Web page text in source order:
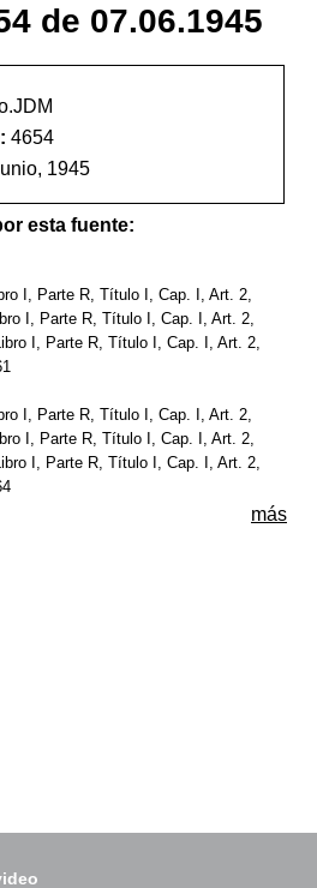
de 07.06.1945
4654
1945
esta fuente:
I, Parte R, Título I, Cap. I, Art. 2,
I, Parte R, Título I, Cap. I, Art. 2,
I, Parte R, Título I, Cap. I, Art. 2,
I, Parte R, Título I, Cap. I, Art. 2,
I, Parte R, Título I, Cap. I, Art. 2,
I, Parte R, Título I, Cap. I, Art. 2,
más